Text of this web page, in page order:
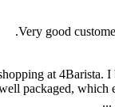
Very good
at 4Barista.
packaged, which